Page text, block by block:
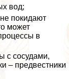
вод;
покидают
может
в
с сосудами,
– предвестники